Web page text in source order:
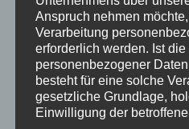
Ferienwohnungen
Ferienwohnung 1
Ferienwohnung 2
Ferienwohnung 3
Ferienwohnung 4
Ferienwohnung 5
Anspruch nehmen
Verarbeitung
erforderlich werden. Ist die
personenbezogener
besteht für eine solche
gesetzliche Grundlage,
Einwilligung der